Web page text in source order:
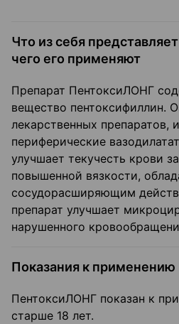
Что из себя
чего его применяют
Препарат ПентоксиЛОНГ
вещество пентоксифиллин.
лекарственных препаратов,
периферические
улучшает текучесть крови
повышенной вязкости,
сосудорасширяющим
препарат улучшает
нарушенного
Показания к применению
ПентоксиЛОНГ показан к
старше 18 лет.